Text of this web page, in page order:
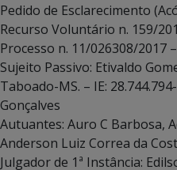
Pedido de Esclarecimento
Recurso Voluntário n. 159/
Processo n. 11/026308/2017
Sujeito Passivo: Etivaldo
Taboado-MS. – IE:
Gonçalves
Autuantes: Auro C Barbosa,
Anderson Luiz Correa da
Julgador de 1ª Instância: